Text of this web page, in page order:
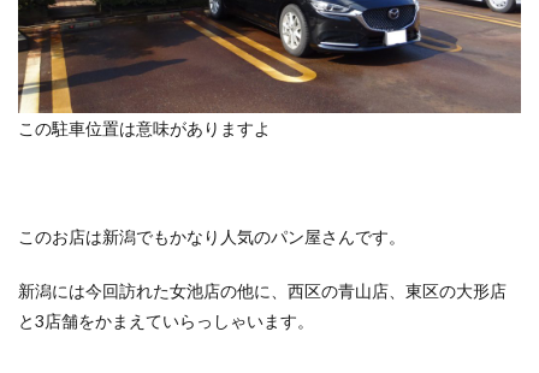
この駐車位置は意味がありますよ
このお店は新潟でもかなり人気のパン屋さんです。
新潟には今回訪れた女池店の他に、西区の青山店、東区の大形店
と3店舗をかまえていらっしゃいます。